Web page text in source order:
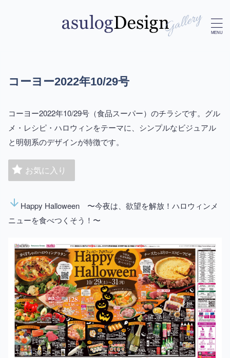
コーヨー2022年10/29号
コーヨー2022年10/29号（食品スーパー）のチラシです。グル
メ・レシピ・ハロウィンをテーマに、シンプルなビジュアル
と明朝系のデザインが特徴です。
お気に入り
arrow_downward Happy Halloween 〜今夜は、欲望を解放！ハロウィンメ
ニューを食べつくそう！〜